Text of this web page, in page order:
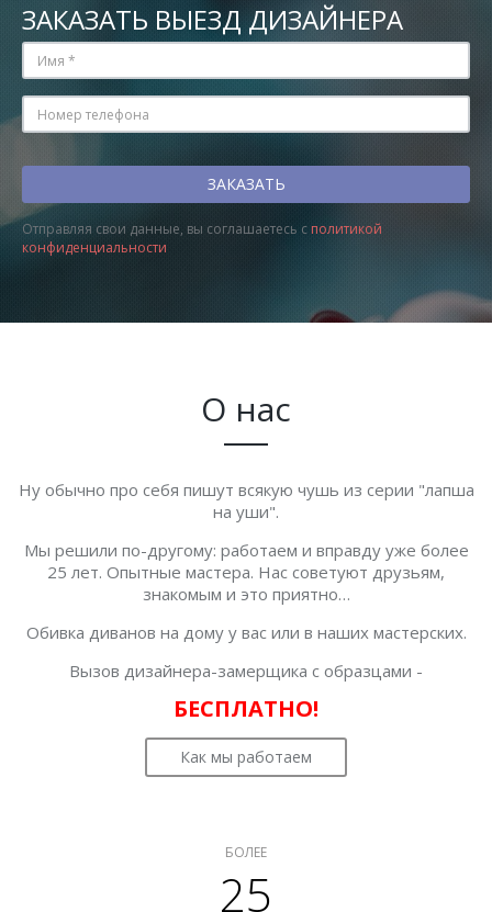
ЗАКАЗАТЬ ВЫЕЗД ДИЗАЙНЕРА
Отправляя свои данные, вы соглашаетесь с политикой
конфиденциальности
О нас
Ну обычно про себя пишут всякую чушь из серии "лапша
на уши".
Мы решили по-другому: работаем и вправду уже более
25 лет. Опытные мастера. Нас советуют друзьям,
знакомым и это приятно…
Обивка диванов на дому у вас или в наших мастерских.
Вызов дизайнера-замерщика с образцами -
БЕСПЛАТНО!
Как мы работаем
БОЛЕЕ
25